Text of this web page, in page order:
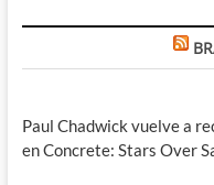
Paul Chadwick vuelve a
en Concrete: Stars Over